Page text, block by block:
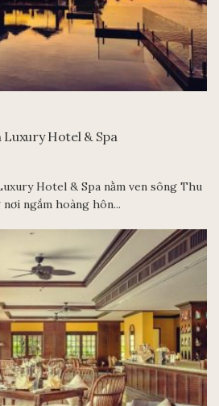
Hotel & Spa
Hotel & Spa nằm ven sông Thu
ngắm hoàng hôn...